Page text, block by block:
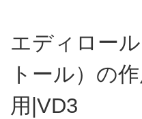
エディロー
トール）の
用|VD3